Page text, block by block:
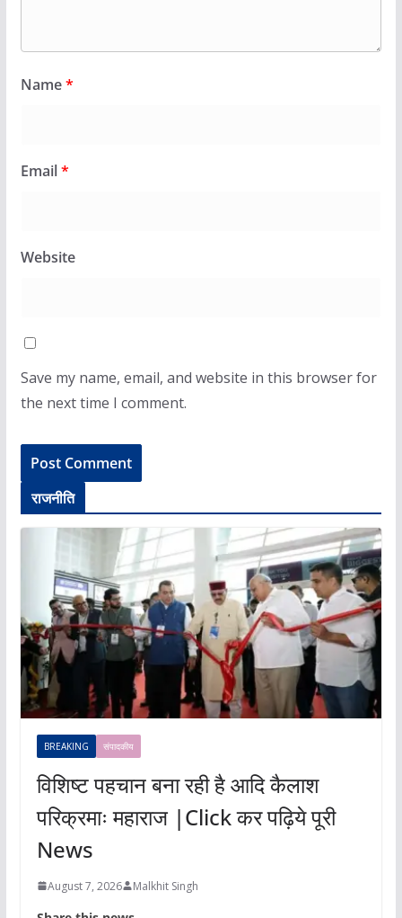
Name*
Email*
Website
Save my name, email, and website in this browser for
the next time I comment.
राजनीति
BREAKING संपादकीय
विशिष्ट पहचान बना रही है आदि कैलाश
परिक्रमाः महाराज |Click कर पढ़िये पूरी
News
August 7, 2026 Malkhit Singh